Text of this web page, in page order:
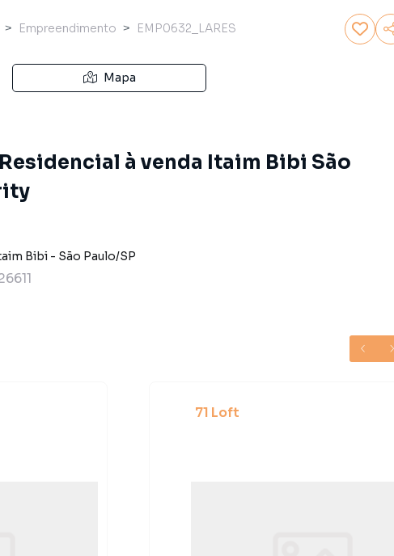
Empreendimento EMP0632_LARES
Mapa
à venda Itaim Bibi São
Bibi - São Paulo/SP
71 Loft